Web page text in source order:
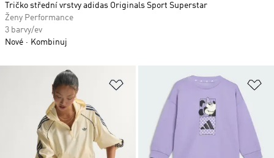
Přidat do seznamu přání
Tričko střední vrstvy adidas Originals Sport Superstar
Ženy Performance
3 barvy/ev
Nové
Kombinuj